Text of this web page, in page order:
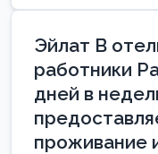
Эйлат В
работники
дней в
проживание